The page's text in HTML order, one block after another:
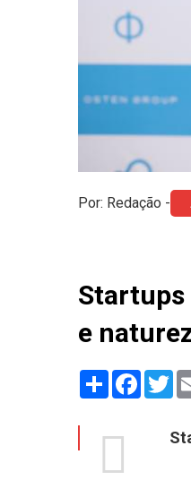
Por: Redação -
Startups
e
Share